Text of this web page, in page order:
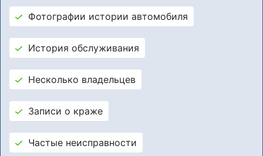
Фотографии истории автомобиля
История обслуживания
Несколько владельцев
Записи о краже
Частые неисправности